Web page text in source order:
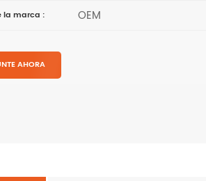
la marca : OEM
AHORA